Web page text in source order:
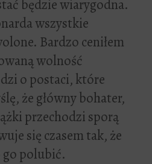
będzie wiarygodna.
wszystkie
Bardzo ceniłem
wolność
o postaci, które
że główny bohater,
przechodzi sporą
się czasem tak, że
polubić.